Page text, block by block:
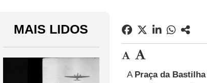
MAIS LIDOS
A Praça da Bastilha